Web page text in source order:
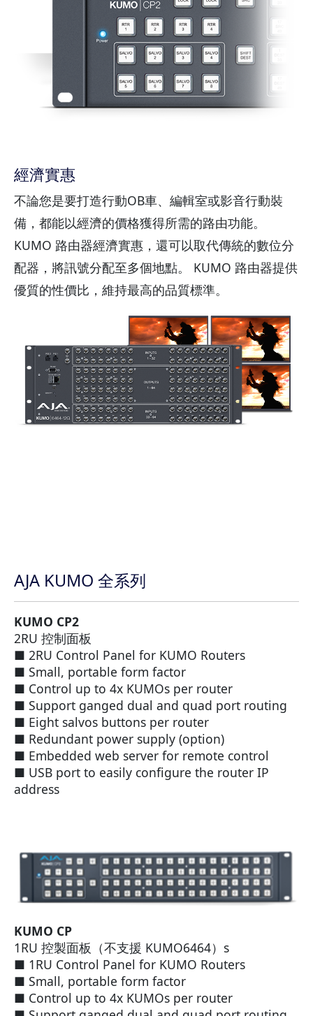
經濟實惠
不論您是要打造行動OB車、編輯室或影音行動裝
備，都能以經濟的價格獲得所需的路由功能。
KUMO 路由器經濟實惠，還可以取代傳統的數位分
配器，將訊號分配至多個地點。 KUMO 路由器提供
優質的性價比，維持最高的品質標準。
AJA KUMO 全系列
KUMO CP2
2RU 控制面板
■ 2RU Control Panel for KUMO Routers
■ Small, portable form factor
■ Control up to 4x KUMOs per router
■ Support ganged dual and quad port routing
■ Eight salvos buttons per router
■ Redundant power supply (option)
■ Embedded web server for remote control
■ USB port to easily configure the router IP
address
KUMO CP
1RU 控製面板（不支援 KUMO6464）s
■ 1RU Control Panel for KUMO Routers
■ Small, portable form factor
■ Control up to 4x KUMOs per router